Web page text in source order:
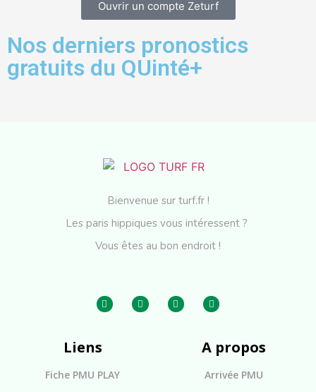
Ouvrir un compte Zeturf
Nos derniers pronostics
gratuits du QUinté+
Bienvenue sur turf.fr !
Les paris hippiques vous intéressent ?
Vous êtes au bon endroit !
Liens
Fiche PMU PLAY
A propos
Arrivée PMU